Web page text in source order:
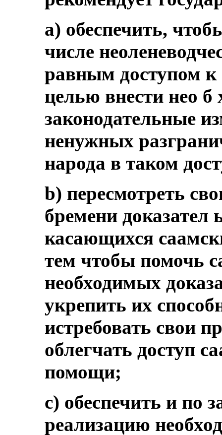
a) обеспечить,
числе
равным доступом к
целью внести нео б
законодательные
ненужных
народа в таком
b) пересмотреть
бремени доказател
касающихся
тем чтобы помочь
необходимых
укрепить их
истребовать свои
облегчать доступ
помощи;
c) обеспечить и по
реализацию